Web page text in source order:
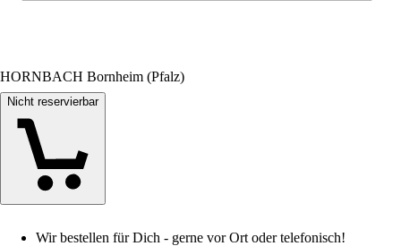
HORNBACH Bornheim (Pfalz)
Nicht reservierbar
Wir bestellen für Dich - gerne vor Ort oder telefonisch!